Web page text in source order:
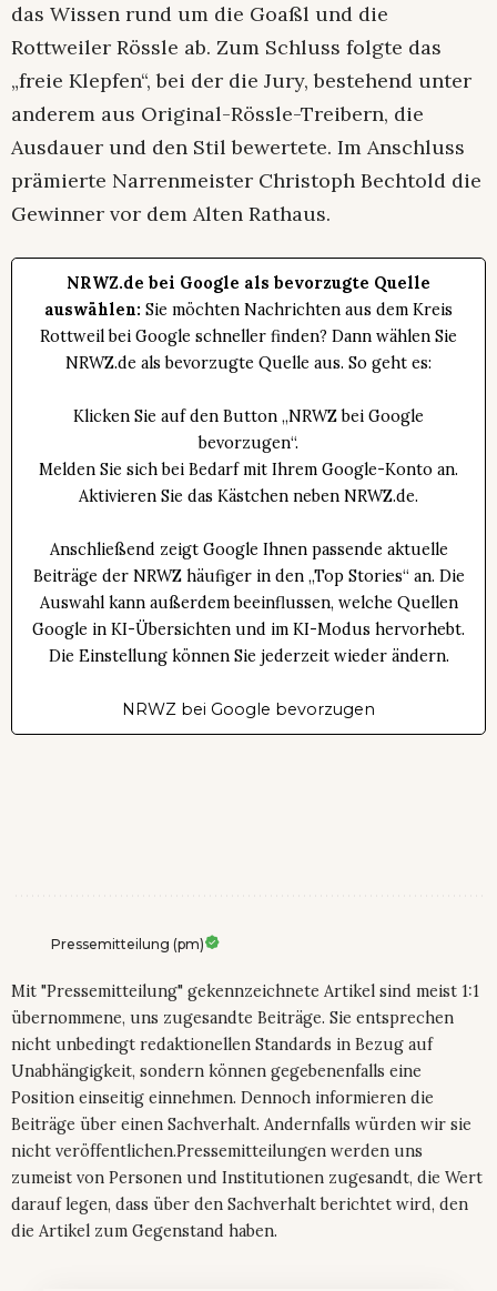
das Wissen rund um die Goaßl und die
Rottweiler Rössle ab. Zum Schluss folgte das
„freie Klepfen“, bei der die Jury, bestehend unter
anderem aus Original-Rössle-Treibern, die
Ausdauer und den Stil bewertete. Im Anschluss
prämierte Narrenmeister Christoph Bechtold die
Gewinner vor dem Alten Rathaus.
NRWZ.de bei Google als bevorzugte Quelle
auswählen: Sie möchten Nachrichten aus dem Kreis
Rottweil bei Google schneller finden? Dann wählen Sie
NRWZ.de als bevorzugte Quelle aus. So geht es:
Klicken Sie auf den Button „NRWZ bei Google
bevorzugen“.
Melden Sie sich bei Bedarf mit Ihrem Google-Konto an.
Aktivieren Sie das Kästchen neben NRWZ.de.
Anschließend zeigt Google Ihnen passende aktuelle
Beiträge der NRWZ häufiger in den „Top Stories“ an. Die
Auswahl kann außerdem beeinflussen, welche Quellen
Google in KI-Übersichten und im KI-Modus hervorhebt.
Die Einstellung können Sie jederzeit wieder ändern.
NRWZ bei Google bevorzugen
Pressemitteilung (pm)
Mit "Pressemitteilung" gekennzeichnete Artikel sind meist 1:1
übernommene, uns zugesandte Beiträge. Sie entsprechen
nicht unbedingt redaktionellen Standards in Bezug auf
Unabhängigkeit, sondern können gegebenenfalls eine
Position einseitig einnehmen. Dennoch informieren die
Beiträge über einen Sachverhalt. Andernfalls würden wir sie
nicht veröffentlichen.Pressemitteilungen werden uns
zumeist von Personen und Institutionen zugesandt, die Wert
darauf legen, dass über den Sachverhalt berichtet wird, den
die Artikel zum Gegenstand haben.